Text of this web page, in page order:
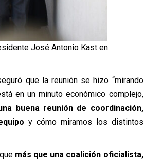
José Antonio Kast en
que la reunión se hizo “mirando
en un minuto económico complejo,
buena reunión de coordinación,
y cómo miramos los distintos
más que una coalición oficialista,